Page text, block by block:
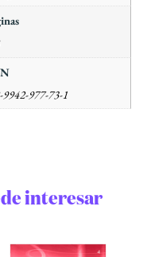
9942-977-73-1
interesar